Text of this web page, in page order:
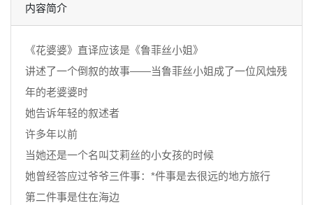
内容简介
《花婆婆》直译应该是《鲁菲丝小姐》
讲述了一个倒叙的故事——当鲁菲丝小姐成了一位风烛残
年的老婆婆时
她告诉年轻的叙述者
许多年以前
当她还是一个名叫艾莉丝的小女孩的时候
她曾经答应过爷爷三件事：*件事是去很远的地方旅行
第二件事是住在海边